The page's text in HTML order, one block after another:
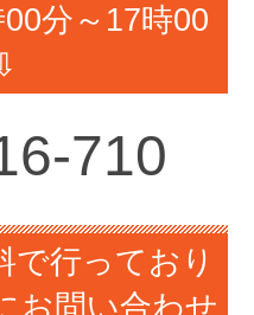
分～17時00
710
で行っており
お問い合わせ